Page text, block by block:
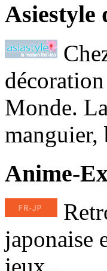
Asiestyle
Monde.
manguier,
Anime-
japonaise